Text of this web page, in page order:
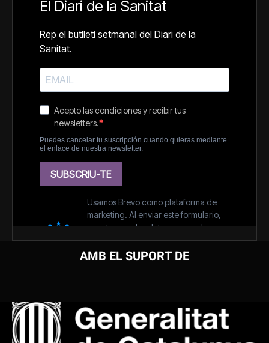
AMB EL SUPORT DE